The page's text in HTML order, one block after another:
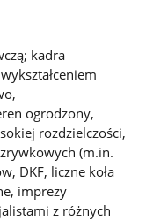
kadra
ogrodzony,
rozdzielczości,
(m.in.
DKF, liczne koła
imprezy
z różnych